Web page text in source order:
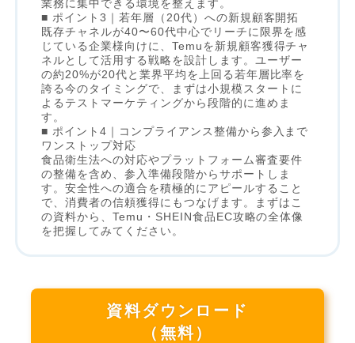
業務に集中できる環境を整えます。
■ ポイント3｜若年層（20代）への新規顧客開拓
既存チャネルが40〜60代中心でリーチに限界を感
じている企業様向けに、Temuを新規顧客獲得チャ
ネルとして活用する戦略を設計します。ユーザー
の約20%が20代と業界平均を上回る若年層比率を
誇る今のタイミングで、まずは小規模スタートに
よるテストマーケティングから段階的に進めま
す。
■ ポイント4｜コンプライアンス整備から参入まで
ワンストップ対応
食品衛生法への対応やプラットフォーム審査要件
の整備を含め、参入準備段階からサポートしま
す。安全性への適合を積極的にアピールすること
で、消費者の信頼獲得にもつなげます。まずはこ
の資料から、Temu・SHEIN食品EC攻略の全体像
を把握してみてください。
資料ダウンロード
（無料）